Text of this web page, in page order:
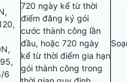
6
720 ngày kể từ thời
điểm đăng ký gói
cước thành công lần
đầu, hoặc 720 ngày
kể từ thời điểm gia hạn
gói thành công trong